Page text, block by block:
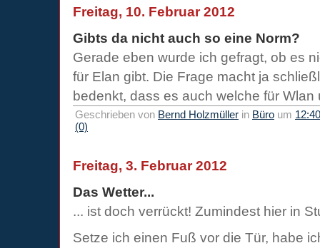
Freitag, 10. Februar 2012
Gibts da nicht auch so eine Norm?
Gerade eben wurde ich gefragt, ob es
für Elan gibt. Die Frage macht ja
bedenkt, dass es auch welche für
Geschrieben von Bernd Holzmüller in Büro um 12:40
(0)
Freitag, 3. Februar 2012
Das Wetter...
... ist doch verrückt! Zumindest hier in
Setze ich einen Fuß vor die Tür, habe